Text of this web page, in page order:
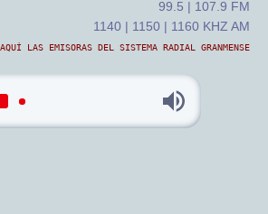
99.5 | 107.9 FM
1140 | 1150 | 1160 KHZ AM
AQUÍ LAS EMISORAS DEL SISTEMA RADIAL GRANMENSE